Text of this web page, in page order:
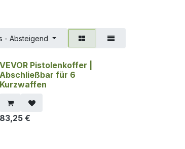
- Absteigend
VEVOR Pistolenkoffer |
Abschließbar für 6
Kurzwaffen
83,25 €